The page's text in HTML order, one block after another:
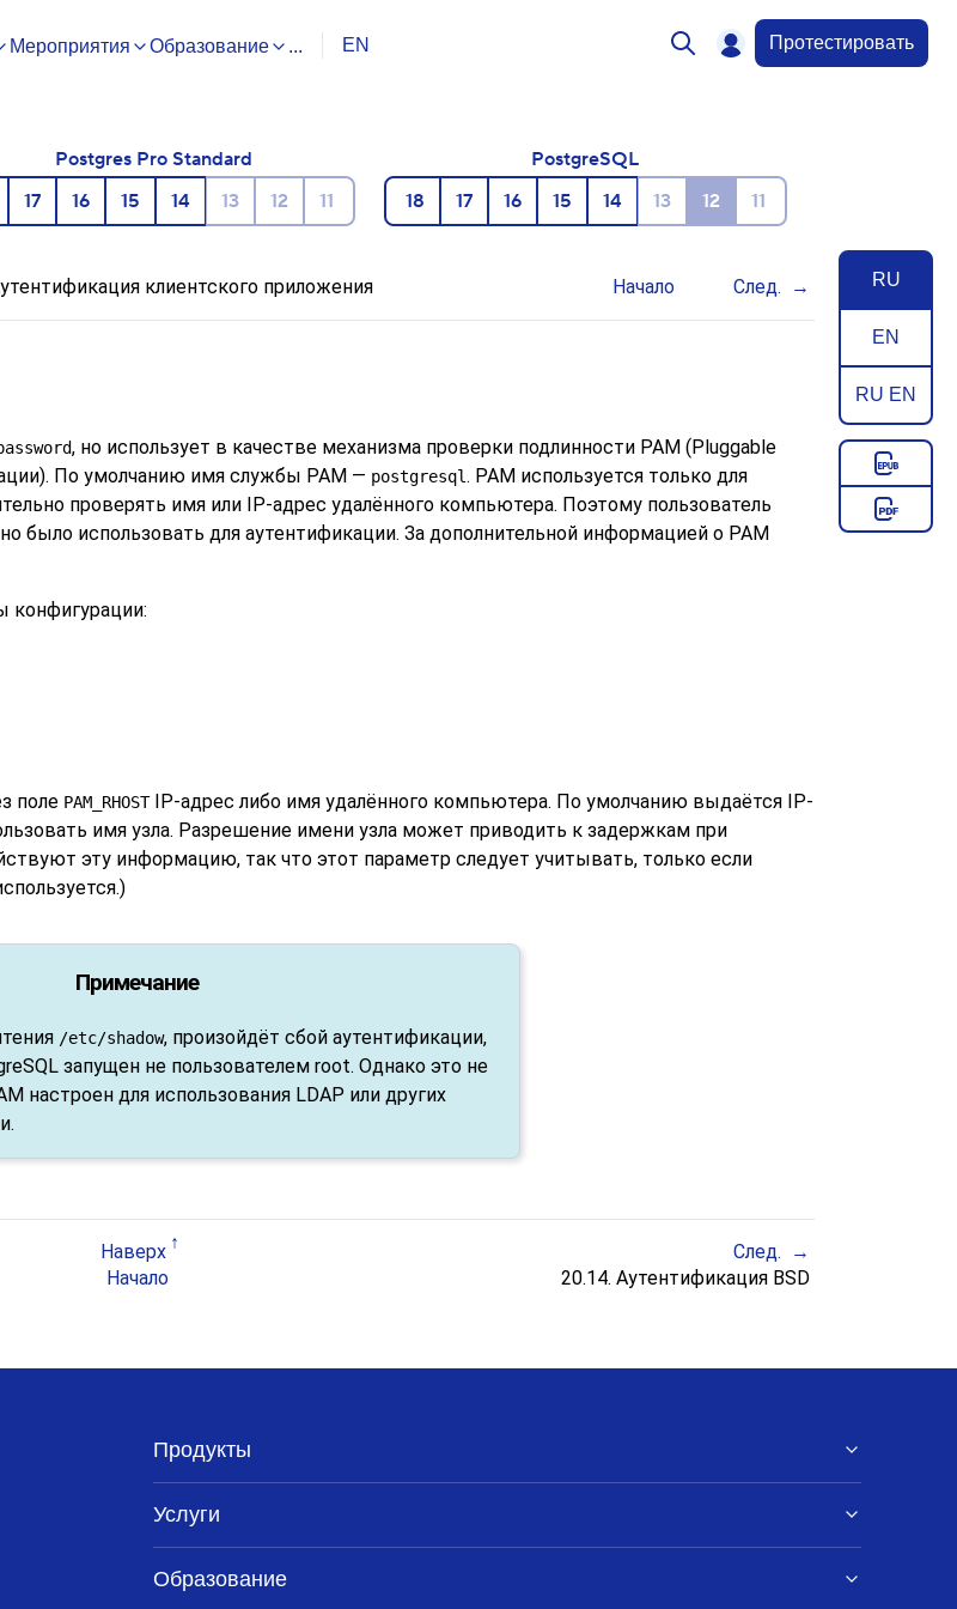
Мероприятия Образование ... EN Протестировать
Postgres Pro Standard
17 16 15 14 13 12 11
PostgreSQL
18
17 16 15 14 13 12 11
RU
EN
RU EN
клиентского приложения Начало След.
, но использует в качестве механизма проверки подлинности PAM (Pluggable
По умолчанию имя службы PAM — postgresql. PAM используется только для
проверять имя или IP-адрес удалённого компьютера. Поэтому пользователь
использовать для аутентификации. За дополнительной информацией о PAM
конфигурации:
поле PAM_RHOSTIP-адрес либо имя удалённого компьютера. По умолчанию выдаётся IP-
имя узла. Разрешение имени узла может приводить к задержкам при
эту информацию, так что этот параметр следует учитывать, только если
Примечание
/etc/shadow, произойдёт сбой аутентификации,
запущен не пользователем root. Однако это не
настроен для использования LDAP или других
Наверх
След.
Начало 20.14. Аутентификация BSD
Продукты
Услуги
Образование